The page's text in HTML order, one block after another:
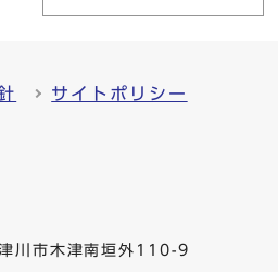
サイトポリシー
市木津南垣外110-9